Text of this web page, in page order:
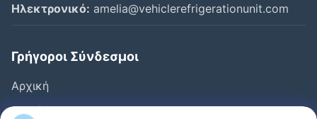
Ηλεκτρονικό: amelia@vehiclerefrigerationunit.com
Γρήγοροι Σύνδεσμοι
Αρχική
Προϊόντα